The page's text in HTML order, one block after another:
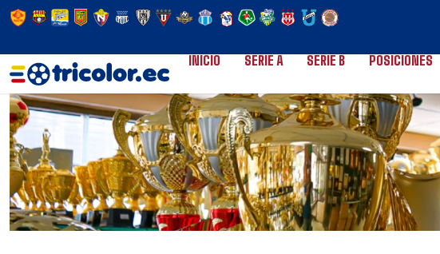
INICIO SERIE A SERIE B POSICIONES